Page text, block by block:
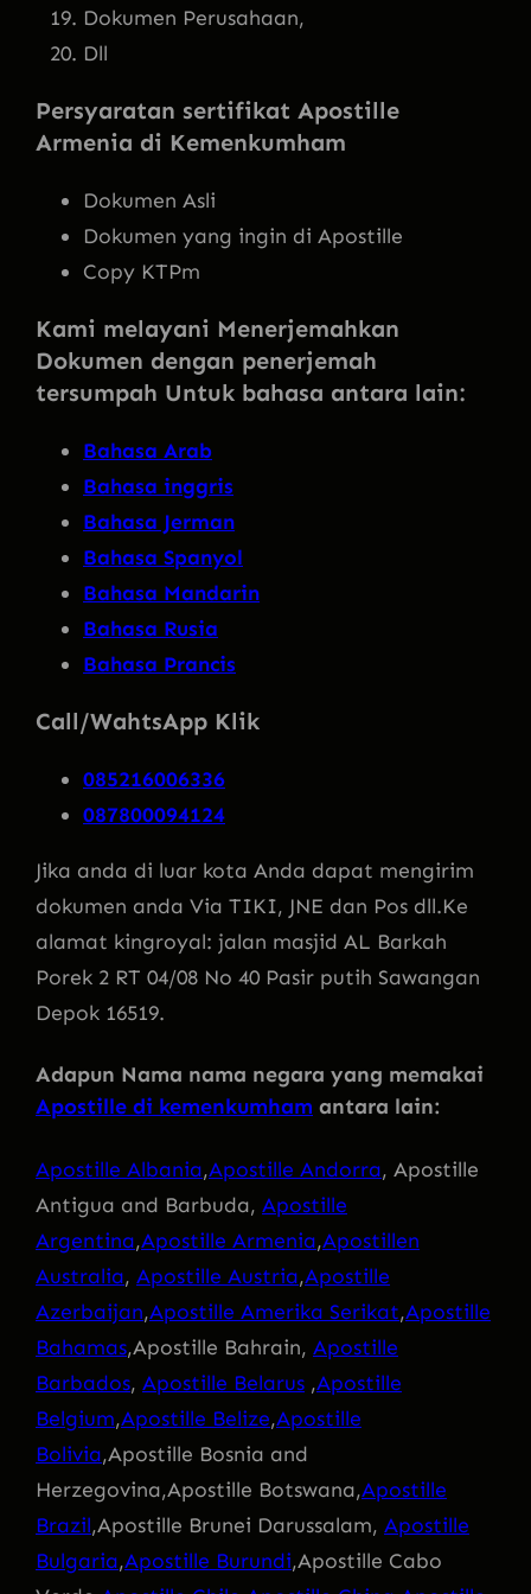
Dokumen Perusahaan,
Dll
Persyaratan sertifikat Apostille
Armenia di Kemenkumham
Dokumen Asli
Dokumen yang ingin di Apostille
Copy KTPm
Kami melayani Menerjemahkan
Dokumen dengan penerjemah
tersumpah Untuk bahasa antara lain:
Bahasa Arab
Bahasa inggris
Bahasa Jerman
Bahasa Spanyol
Bahasa Mandarin
Bahasa Rusia
Bahasa Prancis
Call/WahtsApp Klik
085216006336
087800094124
Jika anda di luar kota Anda dapat mengirim
dokumen anda Via TIKI, JNE dan Pos dll.Ke
alamat kingroyal: jalan masjid AL Barkah
Porek 2 RT 04/08 No 40 Pasir putih Sawangan
Depok 16519.
Adapun Nama nama negara yang memakai
Apostille di kemenkumham antara lain:
Apostille Albania,Apostille Andorra, Apostille
Antigua and Barbuda, Apostille
Argentina,Apostille Armenia,Apostillen
Australia, Apostille Austria,Apostille
Azerbaijan,Apostille Amerika Serikat,Apostille
Bahamas,Apostille Bahrain, Apostille
Barbados, Apostille Belarus ,Apostille
Belgium,Apostille Belize,Apostille
Bolivia,Apostille Bosnia and
Herzegovina,Apostille Botswana,Apostille
Brazil,Apostille Brunei Darussalam, Apostille
Bulgaria,Apostille Burundi,Apostille Cabo